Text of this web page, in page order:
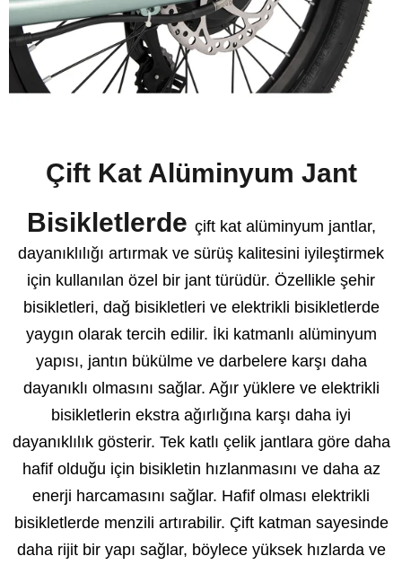
Çift Kat Alüminyum Jant
Bisikletlerde çift kat alüminyum jantlar,
dayanıklılığı artırmak ve sürüş kalitesini iyileştirmek
için kullanılan özel bir jant türüdür. Özellikle şehir
bisikletleri, dağ bisikletleri ve elektrikli bisikletlerde
yaygın olarak tercih edilir. İki katmanlı alüminyum
yapısı, jantın bükülme ve darbelere karşı daha
dayanıklı olmasını sağlar. Ağır yüklere ve elektrikli
bisikletlerin ekstra ağırlığına karşı daha iyi
dayanıklılık gösterir. Tek katlı çelik jantlara göre daha
hafif olduğu için bisikletin hızlanmasını ve daha az
enerji harcamasını sağlar. Hafif olması elektrikli
bisikletlerde menzili artırabilir. Çift katman sayesinde
daha rijit bir yapı sağlar, böylece yüksek hızlarda ve